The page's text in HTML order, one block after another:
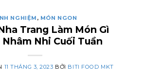
NGHIỆM , MÓN NGON
Trang Làm Món Gì
Nhâm Nhi Cuối Tuần
11 THÁNG 3, 2023 BỞI BITI FOOD MKT